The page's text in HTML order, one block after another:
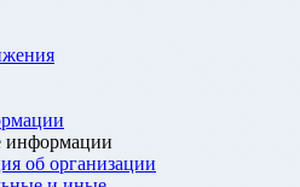
информации
об организации